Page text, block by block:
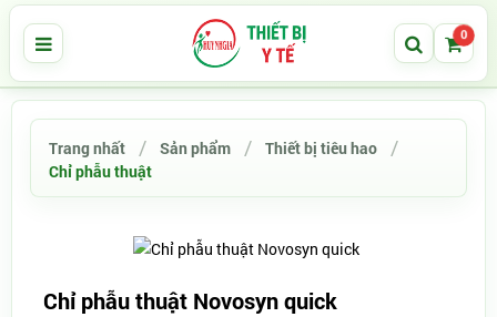
0
Trang nhất Sản phẩm
Thiết bị tiêu hao
Chỉ phẫu thuật
Chỉ phẫu thuật Novosyn quick